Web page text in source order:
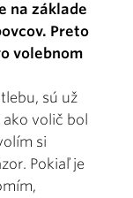
na základe
Preto
volebnom
sú už
volič bol
si
Pokiaľ je